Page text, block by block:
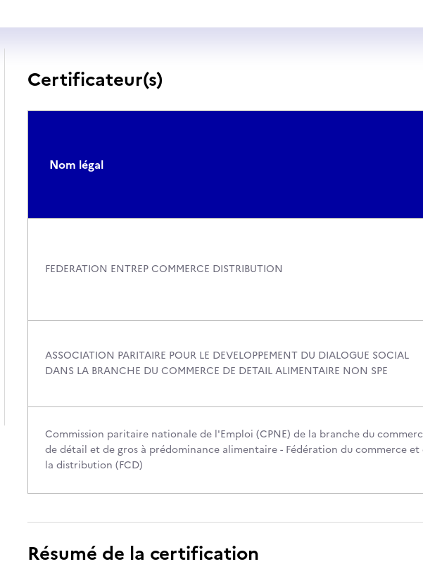
Certificateur(s)
Nom légal
FEDERATION ENTREP COMMERCE DISTRIBUTION
ASSOCIATION PARITAIRE POUR LE DEVELOPPEMENT DU DIALOGUE SOCIAL
DANS LA BRANCHE DU COMMERCE DE DETAIL ALIMENTAIRE NON SPE
Commission paritaire nationale de l'Emploi (CPNE) de la branche du
de détail et de gros à prédominance alimentaire - Fédération du commerce et
la distribution (FCD)
Résumé de la certification